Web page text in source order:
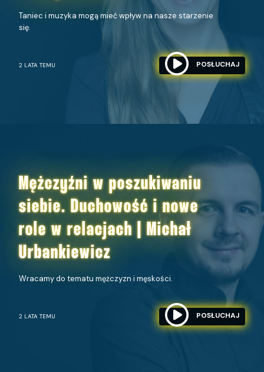
Taniec i muzyka mogą mieć wpływ na nasze starzenie
się.
2 LATA TEMU POSŁUCHAJ
Mężczyźni w poszukiwaniu
siebie. Duchowość i nowe
role w relacjach | Michał
Urbankiewicz
Wracamy do tematu mężczyzn i męskości.
2 LATA TEMU POSŁUCHAJ